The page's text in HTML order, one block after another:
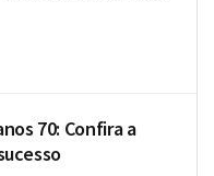
70: Confira a